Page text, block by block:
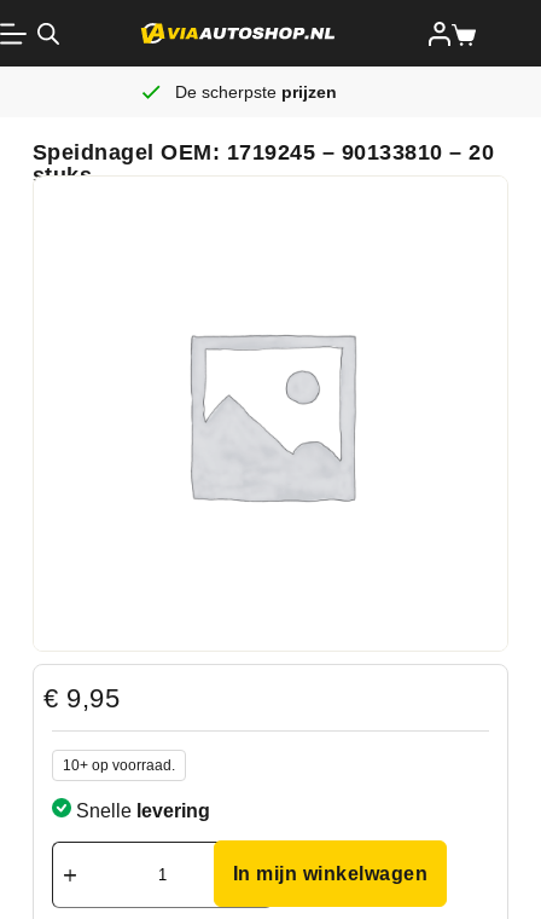
De scherpste prijzen
Speidnagel OEM: 1719245 – 90133810 – 20
stuks
€ 9,95
10+ op voorraad.
Snelle levering
In mijn winkelwagen